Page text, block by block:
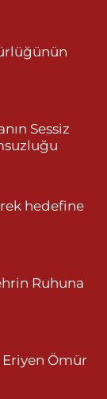
NO:29
Sessiz
hedefine
Ruhuna
Eriyen Ömür